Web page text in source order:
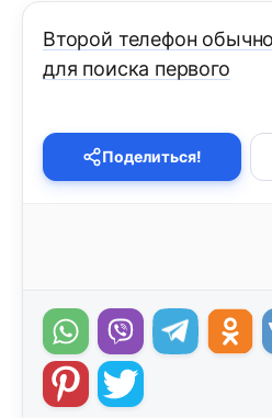
Второй телефон
для поиска первого
Поделиться!